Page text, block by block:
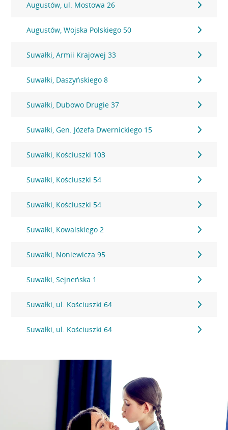
Augustów, ul. Mostowa 26
Augustów, Wojska Polskiego 50
Suwałki, Armii Krajowej 33
Suwałki, Daszyńskiego 8
Suwałki, Dubowo Drugie 37
Suwałki, Gen. Józefa Dwernickiego 15
Suwałki, Kościuszki 103
Suwałki, Kościuszki 54
Suwałki, Kościuszki 54
Suwałki, Kowalskiego 2
Suwałki, Noniewicza 95
Suwałki, Sejneńska 1
Suwałki, ul. Kościuszki 64
Suwałki, ul. Kościuszki 64